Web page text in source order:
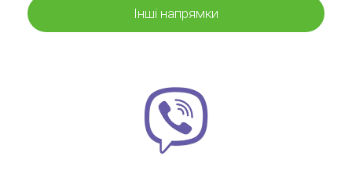
Інші напрямки